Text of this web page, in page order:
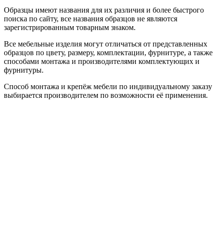
Образцы имеют названия для их различия и более быстрого
поиска по сайту, все названия образцов не являются
зарегистрированным товарным знаком.
Все мебельные изделия могут отличаться от представленных
образцов по цвету, размеру, комплектации, фурнитуре, а также
способами монтажа и производителями комплектующих и
фурнитуры.
Способ монтажа и крепёж мебели по индивидуальному заказу
выбирается производителем по возможности её применения.